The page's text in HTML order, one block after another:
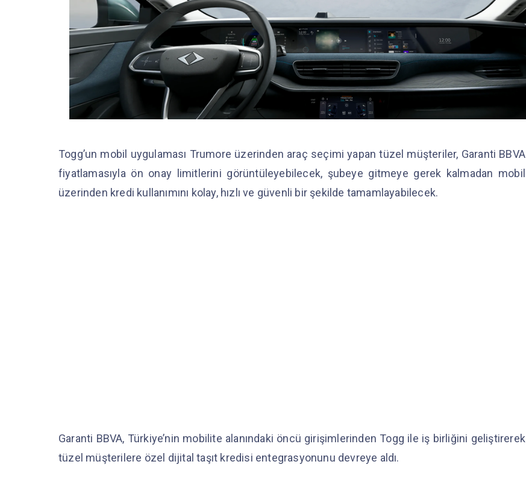
Togg’un mobil uygulaması Trumore üzerinden araç seçimi yapan tüzel müşteriler, Garanti BBVA
fiyatlamasıyla ön onay limitlerini görüntüleyebilecek, şubeye gitmeye gerek kalmadan mobil
üzerinden kredi kullanımını kolay, hızlı ve güvenli bir şekilde tamamlayabilecek.
Garanti BBVA, Türkiye’nin mobilite alanındaki öncü girişimlerinden Togg ile iş birliğini geliştirerek
tüzel müşterilere özel dijital taşıt kredisi entegrasyonunu devreye aldı.